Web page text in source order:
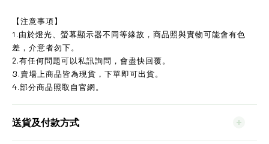
【注意事項】
1.由於燈光、螢幕顯示器不同等緣故，商品照與實物可能會有色
差，介意者勿下。
2.有任何問題可以私訊詢問，會盡快回覆。
3.賣場上商品皆為現貨，下單即可出貨。
4.部分商品照取自官網。
送貨及付款方式